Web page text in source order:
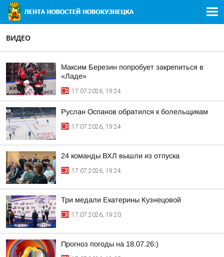
ВИДЕО
Максим Березин попробует закрепиться в
«Ладе»
17.07.2026, 19:24
Руслан Оспанов обратился к болельщикам
17.07.2026, 19:24
24 команды ВХЛ вышли из отпуска
17.07.2026, 19:24
Три медали Екатерины Кузнецовой
17.07.2026, 19:20
Прогноз погоды на 18.07.26:)